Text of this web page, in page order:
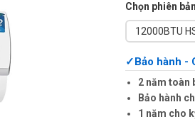
Chọn phiên
Bảo hành -
2 năm toàn
Bảo hành
1 năm cho